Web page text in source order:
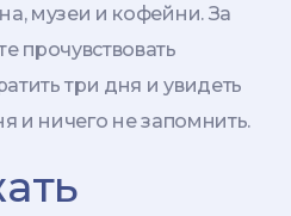
музеи и кофейни. За
прочувствовать
три дня и увидеть
и ничего не запомнить.